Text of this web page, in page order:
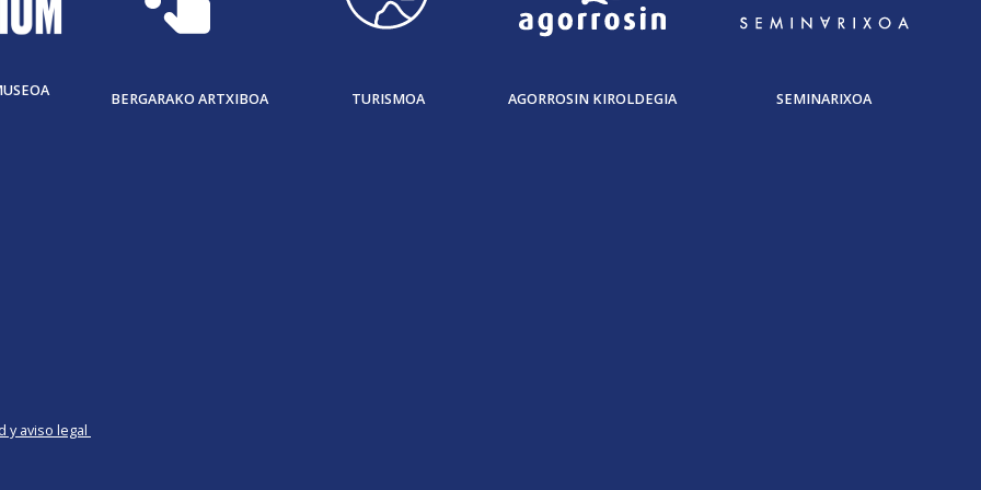
BERGARAKO ARTXIBOA TURISMOA AGORROSIN KIROLDEGIA SEMINARIXOA
y aviso legal